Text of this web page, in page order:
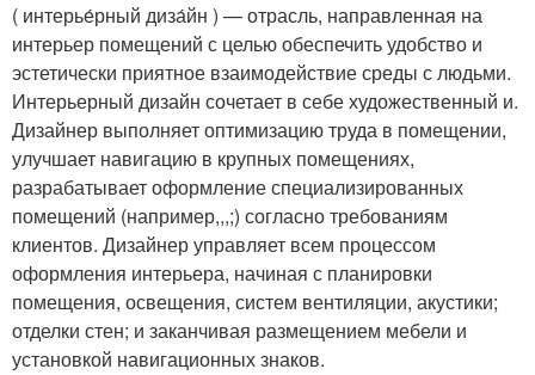
( интерье́рный диза́йн ) — отрасль, направленная на
интерьер помещений с целью обеспечить удобство и
эстетически приятное взаимодействие среды с людьми.
Интерьерный дизайн сочетает в себе художественный и.
Дизайнер выполняет оптимизацию труда в помещении,
улучшает навигацию в крупных помещениях,
разрабатывает оформление специализированных
помещений (например,,,;) согласно требованиям
клиентов. Дизайнер управляет всем процессом
оформления интерьера, начиная с планировки
помещения, освещения, систем вентиляции, акустики;
отделки стен; и заканчивая размещением мебели и
установкой навигационных знаков.